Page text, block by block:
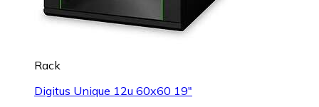
Rack
Digitus Unique 12u 60x60 19"